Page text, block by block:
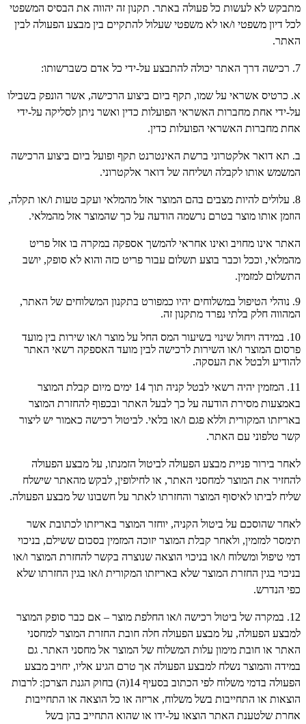
מתבקש לא לעשות כל פעולה באתר. תקנון זה יהווה את הבסיס המשפטי
לכל דיון משפטי ו/או לא משפטי שעלול להתקיים בין מבצע הפעולה לבין
האתר.
7. רכישה דרך האתר יכולה להתבצע על-ידי כל אדם כשברשותו:
א. כרטיס אשראי על שמו, תקף ביום ביצוע הרכישה, אשר הונפק בשבילו
על-ידי אחת מחברות האשראי הפועלות כדין ואשר ניתן לסליקה על-ידי
אחת מחברות האשראי הפועלות כדין.
ב. תא דואר אלקטרוני ברשת האינטרנט תקף ופועל ביום ביצוע הרכישה
המשמש אותו לקבלה ושליחה של דואר אלקטרוני.
8. עלולים להיות מצבים בהם המוצר אזל מהמלאי ועקב טעות ו/או תקלה,
הוזמן אותו מוצר בטרם נרשמה הודעה על כך שהמוצר אזל מהמלאי.
האתר אינו מחויב ואינו אחראי להמשך אספקה במקרה בו אזל פריט
מהמלאי, וככל וכבר בוצע תשלום עבור פריט כזה והוא לא סופק, יושב
התשלום למזמין.
9. נוהלי הטיפול במשלוחים יהיו כמפורט בתקנון המשלוחים של האתר,
המהווה חלק בלתי נפרד מתקנון זה.
10. במידה ויחול שינוי בשיעור המס החל על מוצר ו/או שירות בין מועד
פרסום המוצר ו/או השירות לרכישה לבין מועד האספקה רשאי האתר
להודיע ולבטל את העסקה.
11. המזמין יהיה רשאי לבטל קניה תוך 14 ימים מיום קבלת המוצר
באמצעות מסירת הודעה על כך לבעל האתר ובכפוף להחזרת המוצר
באריזתו המקורית וללא פגם ו/או בלאי. לביטול רכישה כאמור יש ליצור
קשר טלפוני עם האתר.
לאחר בירור פניית מבצע הפעולה לביטול הזמנתו, על מבצע הפעולה
להחזיר את המוצר למחסני האתר, או לחילופין, לבקש מהאתר שישלח
שליח לביתו לאיסוף המוצר והחזרתו לאתר על חשבונו של מבצע הפעולה.
לאחר שהוסכם על ביטול הקניה, יוחזר המוצר באריזתו לכתובת אשר
תימסר למזמין, ולאחר קבלת המוצר יזוכה המזמין בסכום ששילם, בניכוי
דמי טיפול ומשלוח ו/או בניכוי הוצאה שנוצרה בקשר להחזרת המוצר ו/או
בניכוי בגין החזרת המוצר שלא באריזתו המקורית ו/או בגין החזרתו שלא
כפי הנדרש.
12. במקרה של ביטול רכישה ו/או החלפת מוצר – אם כבר סופק המוצר
למבצע הפעולה, על מבצע הפעולה חלה חובת החזרת המוצר למחסני
האתר או חובת מימון עלות המשלוח של המוצר אל מחסני האתר. גם
במידה והמוצר נשלח למבצע הפעולה אך טרם הגיע אליו, יחויב מבצע
הפעולה בדמי משלוח לפי הכתוב בסעיף 14(ה) בחוק הגנת הצרכן: לרבות
הוצאות או התחייבות בשל משלוח, אריזה או כל הוצאה או התחייבות
אחרת שלטענת האתר הוצאו על-ידו או שהוא התחייב בהן בשל